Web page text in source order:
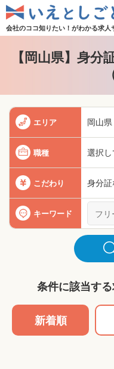
会社のココ知りたい！がわかる求人
【岡山県】身
エリア 岡山県
職種 選択
こだわり 身分
キーワード
条件に該当する
新着順